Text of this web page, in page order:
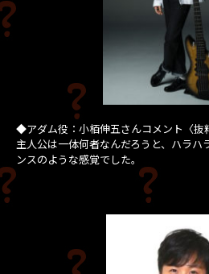
◆アダム役：小栢伸五さんコメント〈抜
主人公は一体何者なんだろうと、ハラハ
ンスのような感覚でした。